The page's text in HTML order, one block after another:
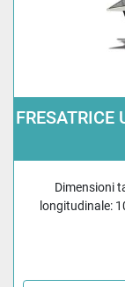
FRESATRICE
Dimensioni
longitudinale: